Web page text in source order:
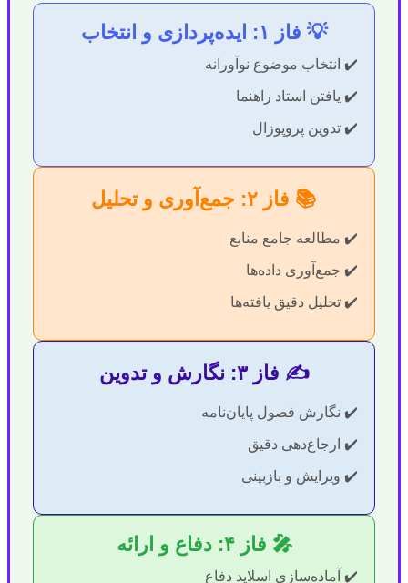
💡 فاز ۱: ایده‌پردازی و انتخاب
✔️ انتخاب موضوع نوآورانه
✔️ یافتن استاد راهنما
✔️ تدوین پروپوزال
📚 فاز ۲: جمع‌آوری و تحلیل
✔️ مطالعه جامع منابع
✔️ جمع‌آوری داده‌ها
✔️ تحلیل دقیق یافته‌ها
✍️ فاز ۳: نگارش و تدوین
✔️ نگارش فصول پایان‌نامه
✔️ ارجاع‌دهی دقیق
✔️ ویرایش و بازبینی
🎤 فاز ۴: دفاع و ارائه
✔️ آماده‌سازی اسلاید دفاع